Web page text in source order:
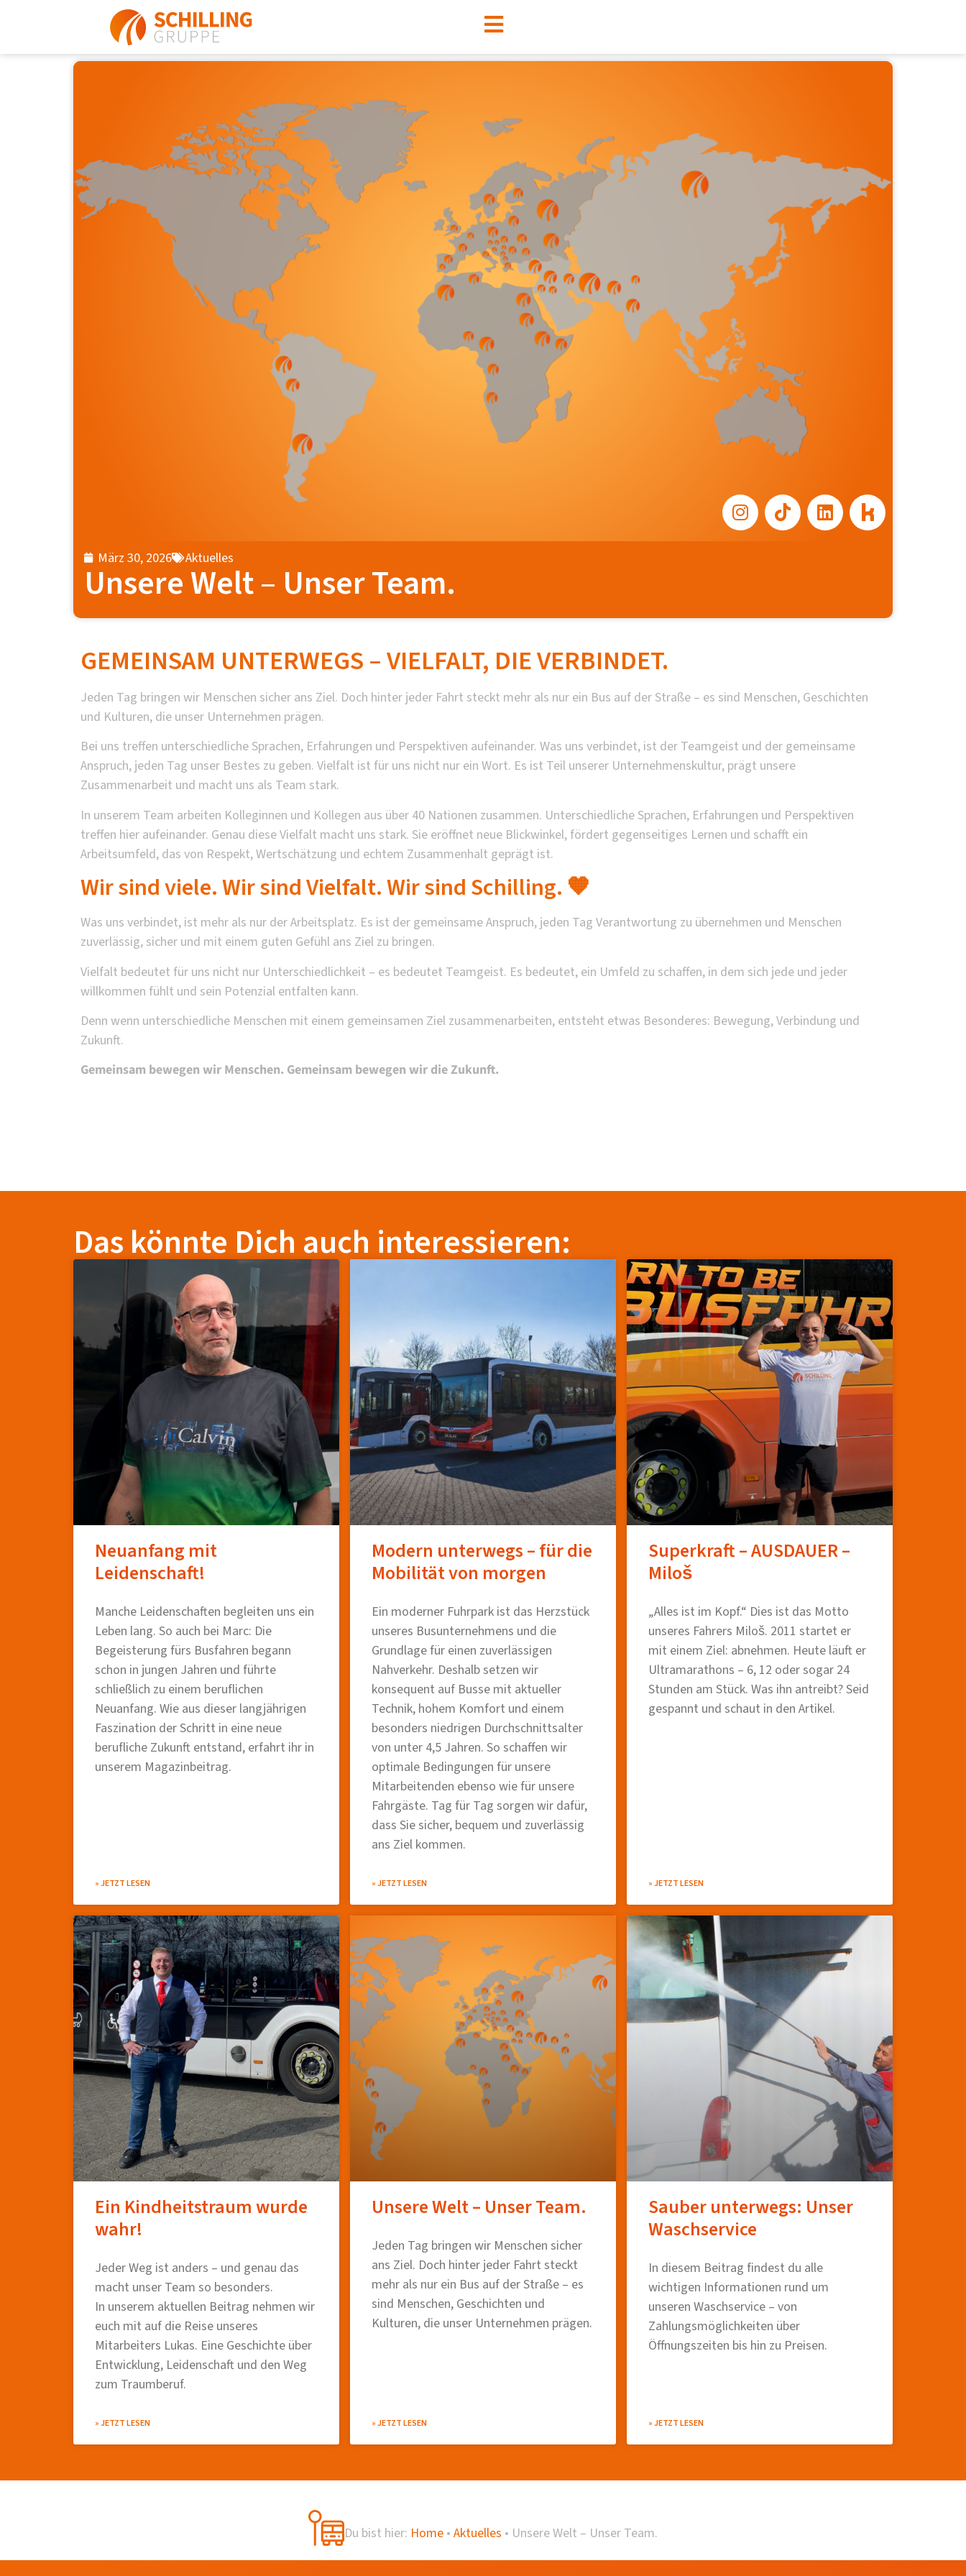
März 30, 2026 Aktuelles
Unsere Welt – Unser Team.
GEMEINSAM UNTERWEGS – VIELFALT, DIE VERBINDET.
Jeden Tag bringen wir Menschen sicher ans Ziel. Doch hinter jeder Fahrt steckt mehr als nur ein Bus auf der Straße – es sind Menschen, Geschichten
und Kulturen, die unser Unternehmen prägen.
Bei uns treffen unterschiedliche Sprachen, Erfahrungen und Perspektiven aufeinander. Was uns verbindet, ist der Teamgeist und der gemeinsame
Anspruch, jeden Tag unser Bestes zu geben. Vielfalt ist für uns nicht nur ein Wort. Es ist Teil unserer Unternehmenskultur, prägt unsere
Zusammenarbeit und macht uns als Team stark.
In unserem Team arbeiten Kolleginnen und Kollegen aus über 40 Nationen zusammen. Unterschiedliche Sprachen, Erfahrungen und Perspektiven
treffen hier aufeinander. Genau diese Vielfalt macht uns stark. Sie eröffnet neue Blickwinkel, fördert gegenseitiges Lernen und schafft ein
Arbeitsumfeld, das von Respekt, Wertschätzung und echtem Zusammenhalt geprägt ist.
Wir sind viele. Wir sind Vielfalt. Wir sind Schilling. 🧡
Was uns verbindet, ist mehr als nur der Arbeitsplatz. Es ist der gemeinsame Anspruch, jeden Tag Verantwortung zu übernehmen und Menschen
zuverlässig, sicher und mit einem guten Gefühl ans Ziel zu bringen.
Vielfalt bedeutet für uns nicht nur Unterschiedlichkeit – es bedeutet Teamgeist. Es bedeutet, ein Umfeld zu schaffen, in dem sich jede und jeder
willkommen fühlt und sein Potenzial entfalten kann.
Denn wenn unterschiedliche Menschen mit einem gemeinsamen Ziel zusammenarbeiten, entsteht etwas Besonderes: Bewegung, Verbindung und
Zukunft.
Gemeinsam bewegen wir Menschen. Gemeinsam bewegen wir die Zukunft.
Das könnte Dich auch interessieren:
Neuanfang mit
Leidenschaft!
Manche Leidenschaften begleiten uns ein
Leben lang. So auch bei Marc: Die
Begeisterung fürs Busfahren begann
schon in jungen Jahren und führte
schließlich zu einem beruflichen
Neuanfang. Wie aus dieser langjährigen
Faszination der Schritt in eine neue
berufliche Zukunft entstand, erfahrt ihr in
unserem Magazinbeitrag.
» JETZT LESEN
Modern unterwegs – für die
Mobilität von morgen
Ein moderner Fuhrpark ist das Herzstück
unseres Busunternehmens und die
Grundlage für einen zuverlässigen
Nahverkehr. Deshalb setzen wir
konsequent auf Busse mit aktueller
Technik, hohem Komfort und einem
besonders niedrigen Durchschnittsalter
von unter 4,5 Jahren. So schaffen wir
optimale Bedingungen für unsere
Mitarbeitenden ebenso wie für unsere
Fahrgäste. Tag für Tag sorgen wir dafür,
dass Sie sicher, bequem und zuverlässig
ans Ziel kommen.
» JETZT LESEN
Superkraft – AUSDAUER –
Miloš
„Alles ist im Kopf.“ Dies ist das Motto
unseres Fahrers Miloš. 2011 startet er
mit einem Ziel: abnehmen. Heute läuft er
Ultramarathons – 6, 12 oder sogar 24
Stunden am Stück. Was ihn antreibt? Seid
gespannt und schaut in den Artikel.
» JETZT LESEN
Ein Kindheitstraum wurde
wahr!
Jeder Weg ist anders – und genau das
macht unser Team so besonders.
In unserem aktuellen Beitrag nehmen wir
euch mit auf die Reise unseres
Mitarbeiters Lukas. Eine Geschichte über
Entwicklung, Leidenschaft und den Weg
zum Traumberuf.
» JETZT LESEN
Unsere Welt – Unser Team.
Jeden Tag bringen wir Menschen sicher
ans Ziel. Doch hinter jeder Fahrt steckt
mehr als nur ein Bus auf der Straße – es
sind Menschen, Geschichten und
Kulturen, die unser Unternehmen prägen.
» JETZT LESEN
Sauber unterwegs: Unser
Waschservice
In diesem Beitrag findest du alle
wichtigen Informationen rund um
unseren Waschservice – von
Zahlungsmöglichkeiten über
Öffnungszeiten bis hin zu Preisen.
» JETZT LESEN
Du bist hier: Home • Aktuelles • Unsere Welt – Unser Team.